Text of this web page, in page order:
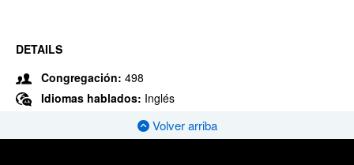
DETAILS
Congregación: 498
Idiomas hablados: Inglés
Volver arriba